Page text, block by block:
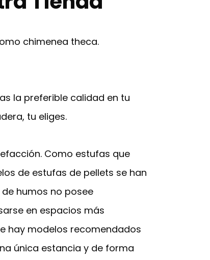
chimenea theca.
la preferible calidad en tu
tu eliges.
Como estufas que
de estufas de pellets se han
humos no posee
en espacios más
hay modelos recomendados
única estancia y de forma